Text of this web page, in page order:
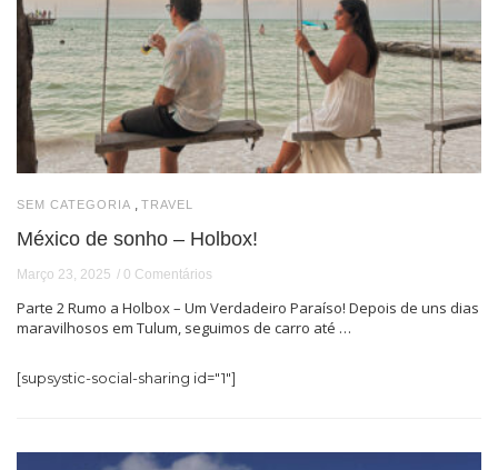
SEM CATEGORIA TRAVEL
México de sonho – Holbox!
Março 23, 2025 0 Comentários
Parte 2 Rumo a Holbox – Um Verdadeiro Paraíso! Depois de uns dias
maravilhosos em Tulum, seguimos de carro até …
[supsystic-social-sharing id="1"]